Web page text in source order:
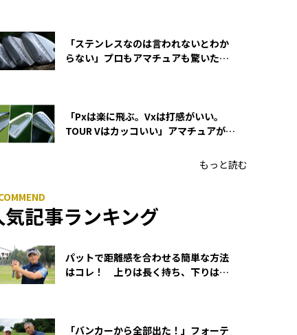
「ステンレスなのは言われないとわか
らない」プロもアマチュアも驚いた
「Pxは楽に飛ぶ。Vxは打感がいい。
TOUR Vはカッコいい」アマチュアが選
もっと読む
気記事ランキング
パットで距離感を合わせる簡単な方法
はコレ！ 上りは長く持ち、下りは短
「バンカーから全部出た！」フォーテ